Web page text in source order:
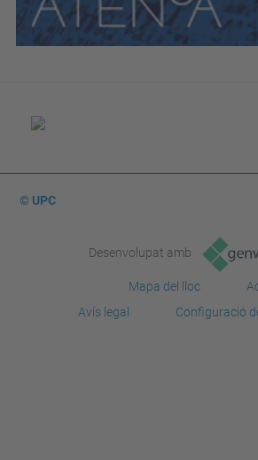
© UPC
Desenvolupat amb
Mapa del lloc
Avís legal
Configuració